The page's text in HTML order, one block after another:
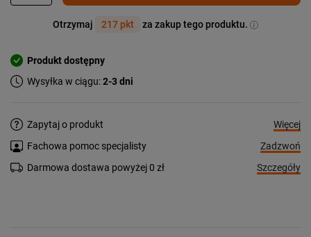
Otrzymaj 217 pkt za zakup tego produktu.
Produkt dostępny
Wysyłka w ciągu:2-3 dni
Zapytaj o produkt
Więcej
Fachowa pomoc specjalisty
Zadzwoń
Darmowa dostawa powyżej 0 zł
Szczegóły